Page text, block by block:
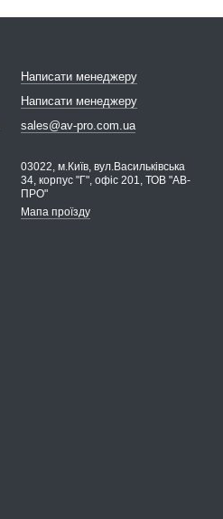
Написати менеджеру
Написати менеджеру
sales@av-pro.com.ua
03022, м.Київ, вул.Васильківська
34, корпус "Г", офіс 201, ТОВ "АВ-
ПРО"
Мапа проїзду